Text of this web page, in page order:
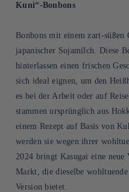
Kuni“-Bonbons
Bonbons mit einem zart-süßen
japanischer Sojamilch. Diese
hinterlassen einen frischen
sich ideal eignen, um den
es bei der Arbeit oder auf
stammen ursprünglich aus
einem Rezept auf Basis von
werden sie wegen ihrer
2024 bringt Kasugai eine
Markt, die dieselbe
Version bietet.